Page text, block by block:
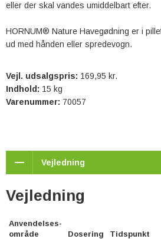
eller der skal vandes umiddelbart efter.
HORNUM® Nature Havegødning er i
ud med hånden eller spredevogn.
Vejl. udsalgspris: 169,95 kr.
Indhold: 15 kg
Varenummer: 70057
Vejledning
Vejledning
Anvendelses-
område
Dosering Tidspunkt